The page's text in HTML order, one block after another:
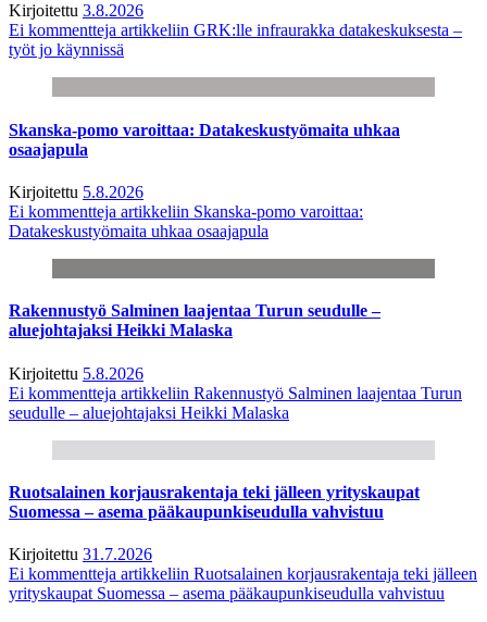
Kirjoitettu 3.8.2026
Ei kommentteja artikkeliin GRK:lle infraurakka datakeskuksesta –
työt jo käynnissä
Skanska-pomo varoittaa: Datakeskustyömaita uhkaa
osaajapula
Kirjoitettu 5.8.2026
Ei kommentteja artikkeliin Skanska-pomo varoittaa:
Datakeskustyömaita uhkaa osaajapula
Rakennustyö Salminen laajentaa Turun seudulle –
aluejohtajaksi Heikki Malaska
Kirjoitettu 5.8.2026
Ei kommentteja artikkeliin Rakennustyö Salminen laajentaa Turun
seudulle – aluejohtajaksi Heikki Malaska
Ruotsalainen korjausrakentaja teki jälleen yrityskaupat
Suomessa – asema pääkaupunkiseudulla vahvistuu
Kirjoitettu 31.7.2026
Ei kommentteja artikkeliin Ruotsalainen korjausrakentaja teki jälleen
yrityskaupat Suomessa – asema pääkaupunkiseudulla vahvistuu